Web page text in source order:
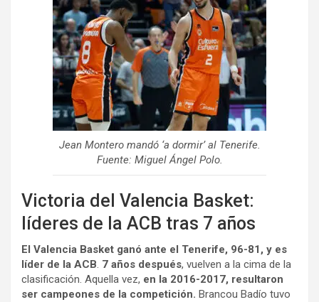
Jean Montero mandó ‘a dormir’ al Tenerife.
Fuente: Miguel Ángel Polo.
Victoria del Valencia Basket:
líderes de la ACB tras 7 años
El Valencia Basket ganó ante el Tenerife, 96-81, y es
líder de la ACB. 7 años después, vuelven a la cima de la
clasificación. Aquella vez, en la 2016-2017, resultaron
ser campeones de la competición. Brancou Badío tuvo